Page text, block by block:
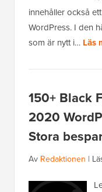
innehåller också
WordPress. I den
som är nytt i… Läs
150+ Black
2020
Stora
Av Redaktionen |